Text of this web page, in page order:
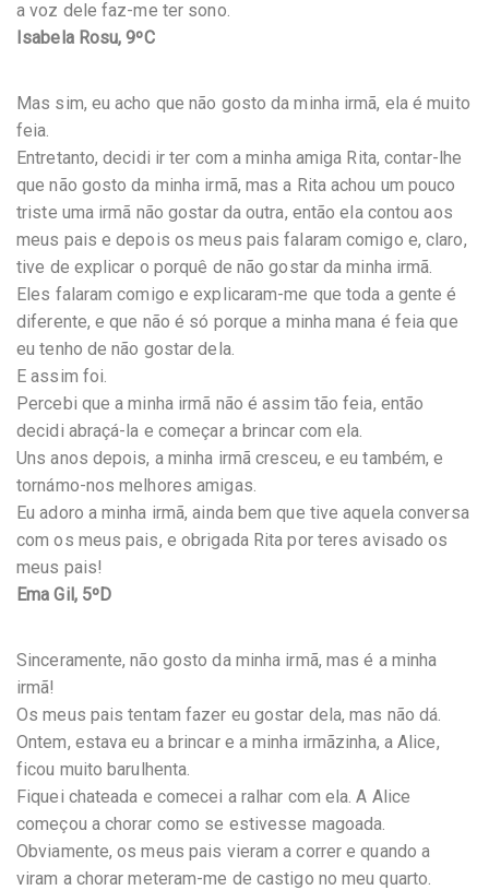
a voz dele faz-me ter sono.
Isabela Rosu, 9ºC
Mas sim, eu acho que não gosto da minha irmã, ela é muito
feia.
Entretanto, decidi ir ter com a minha amiga Rita, contar-lhe
que não gosto da minha irmã, mas a Rita achou um pouco
triste uma irmã não gostar da outra, então ela contou aos
meus pais e depois os meus pais falaram comigo e, claro,
tive de explicar o porquê de não gostar da minha irmã.
Eles falaram comigo e explicaram-me que toda a gente é
diferente, e que não é só porque a minha mana é feia que
eu tenho de não gostar dela.
E assim foi.
Percebi que a minha irmã não é assim tão feia, então
decidi abraçá-la e começar a brincar com ela.
Uns anos depois, a minha irmã cresceu, e eu também, e
tornámo-nos melhores amigas.
Eu adoro a minha irmã, ainda bem que tive aquela conversa
com os meus pais, e obrigada Rita por teres avisado os
meus pais!
Ema Gil, 5ºD
Sinceramente, não gosto da minha irmã, mas é a minha
irmã!
Os meus pais tentam fazer eu gostar dela, mas não dá.
Ontem, estava eu a brincar e a minha irmãzinha, a Alice,
ficou muito barulhenta.
Fiquei chateada e comecei a ralhar com ela. A Alice
começou a chorar como se estivesse magoada.
Obviamente, os meus pais vieram a correr e quando a
viram a chorar meteram-me de castigo no meu quarto.